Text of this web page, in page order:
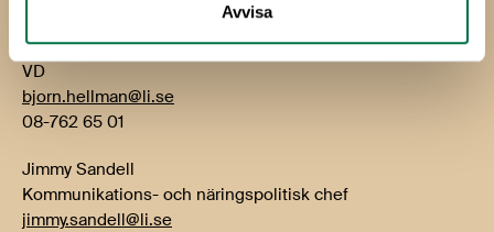
Avvisa
Björn Hellman
VD
bjorn.hellman@li.se
08-762 65 01
Jimmy Sandell
Kommunikations- och näringspolitisk chef
jimmy.sandell@li.se